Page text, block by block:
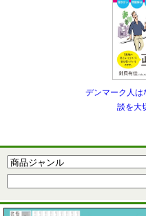
デンマーク人
談を大